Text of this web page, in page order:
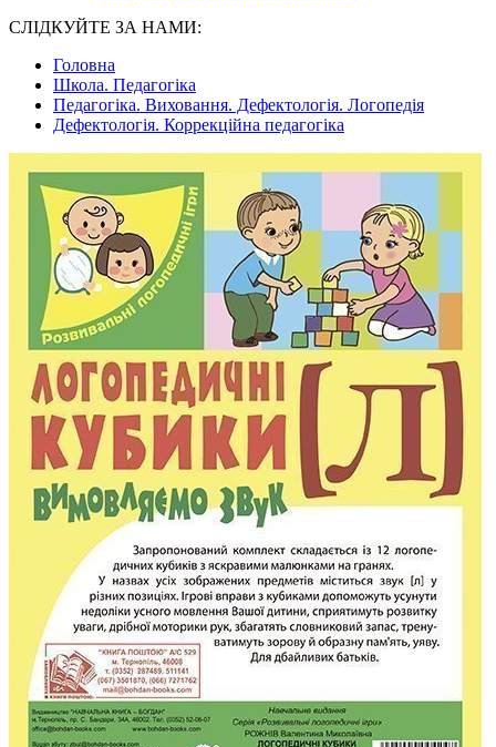
СЛІДКУЙТЕ ЗА НАМИ:
Головна
Школа. Педагогіка
Педагогіка. Виховання. Дефектологія. Логопедія
Дефектологія. Коррекційна педагогіка